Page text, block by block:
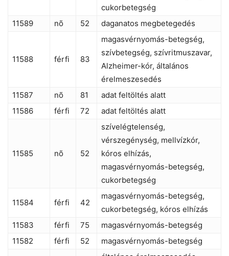
cukorbetegség
11589
nõ 52 daganatos megbetegedés
11588 férfi 83
magasvérnyomás-betegség,
szívbetegség, szívritmuszavar,
Alzheimer-kór, általános
érelmeszesedés
11587
nõ 81
adat feltöltés alatt
11586
férfi 72 adat feltöltés alatt
11585 nõ 52
szívelégtelenség,
vérszegénység, mellvízkór,
kóros elhízás,
magasvérnyomás-betegség,
cukorbetegség
11584 férfi 42
magasvérnyomás-betegség,
cukorbetegség, kóros elhízás
11583
férfi 75
magasvérnyomás-betegség
11582
férfi 52
magasvérnyomás-betegség